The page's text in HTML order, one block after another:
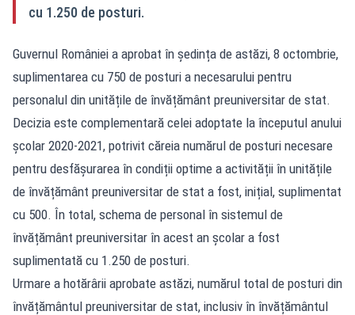
cu 1.250 de posturi.
Guvernul României a aprobat în ședința de astăzi, 8 octombrie,
suplimentarea cu 750 de posturi a necesarului pentru
personalul din unitățile de învățământ preuniversitar de stat.
Decizia este complementară celei adoptate la începutul anului
școlar 2020-2021, potrivit căreia numărul de posturi necesare
pentru desfășurarea în condiții optime a activității în unitățile
de învățământ preuniversitar de stat a fost, inițial, suplimentat
cu 500. În total, schema de personal în sistemul de
învățământ preuniversitar în acest an școlar a fost
suplimentată cu 1.250 de posturi.
Urmare a hotărârii aprobate astăzi, numărul total de posturi din
învățământul preuniversitar de stat, inclusiv în învățământul